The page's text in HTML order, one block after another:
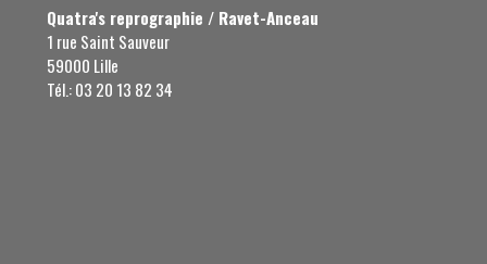
Quatra's reprographie / Ravet-Anceau
1 rue Saint Sauveur
59000 Lille
Tél.: 03 20 13 82 34